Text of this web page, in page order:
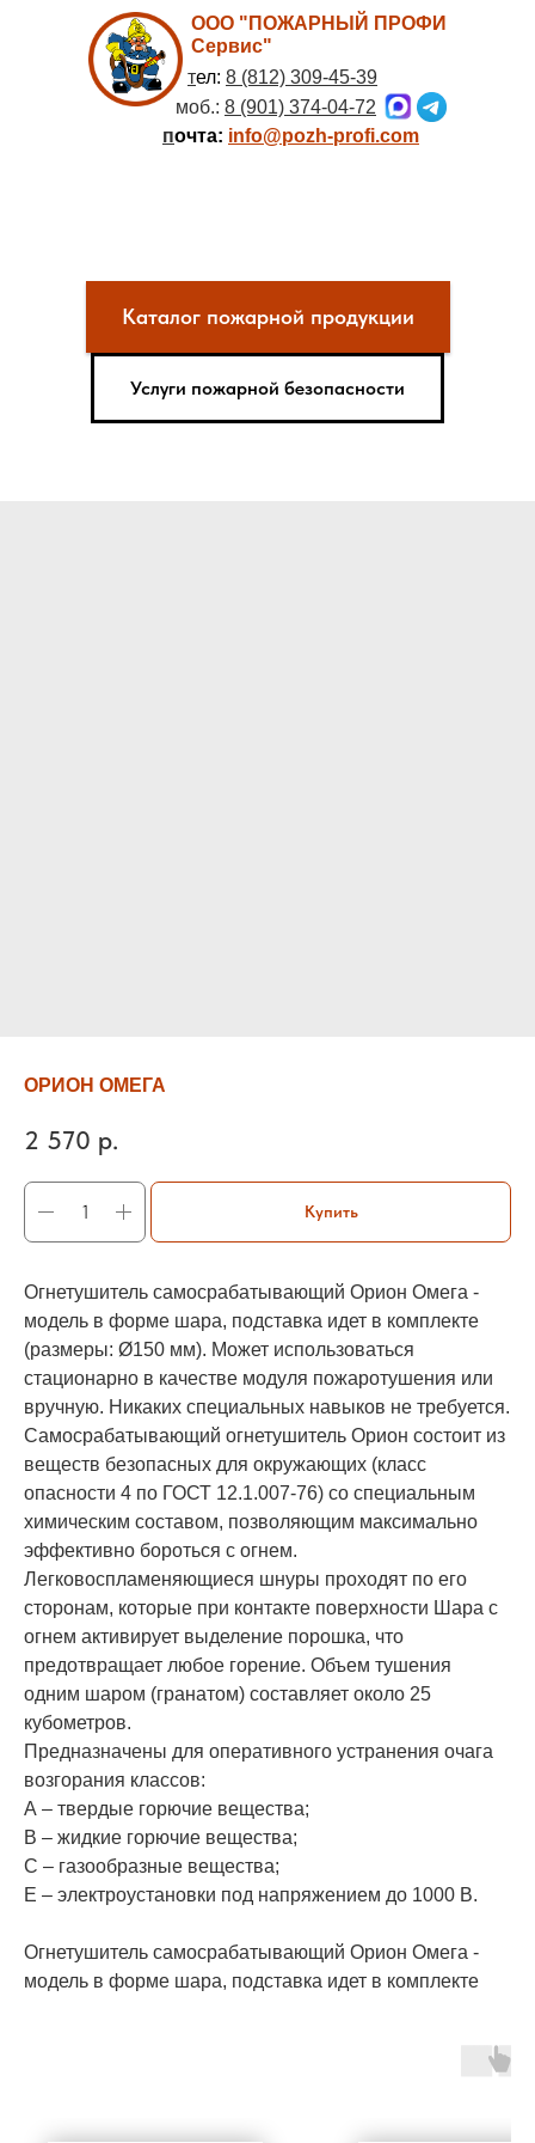
ООО "ПОЖАРНЫЙ ПРОФИ
Сервис"
почта: info@pozh-profi.com
тел: 8 (812) 309-45-39
моб.: 8 (901) 374-04-72
Каталог пожарной продукции
Услуги пожарной безопасности
ОРИОН ОМЕГА
2 570 р.
Купить
Огнетушитель самосрабатывающий Орион Омега -
модель в форме шара, подставка идет в комплекте
(размеры: Ø150 мм). Может использоваться
стационарно в качестве модуля пожаротушения или
вручную. Никаких специальных навыков не требуется.
Самосрабатывающий огнетушитель Орион состоит из
веществ безопасных для окружающих (класс
опасности 4 по ГОСТ 12.1.007-76) со специальным
химическим составом, позволяющим максимально
эффективно бороться с огнем.
Легковоспламеняющиеся шнуры проходят по его
сторонам, которые при контакте поверхности Шара с
огнем активирует выделение порошка, что
предотвращает любое горение. Объем тушения
одним шаром (гранатом) составляет около 25
кубометров.
Предназначены для оперативного устранения очага
возгорания классов:
А – твердые горючие вещества;
В – жидкие горючие вещества;
С – газообразные вещества;
Е – электроустановки под напряжением до 1000 В.
Огнетушитель самосрабатывающий Орион Омега -
модель в форме шара, подставка идет в комплекте